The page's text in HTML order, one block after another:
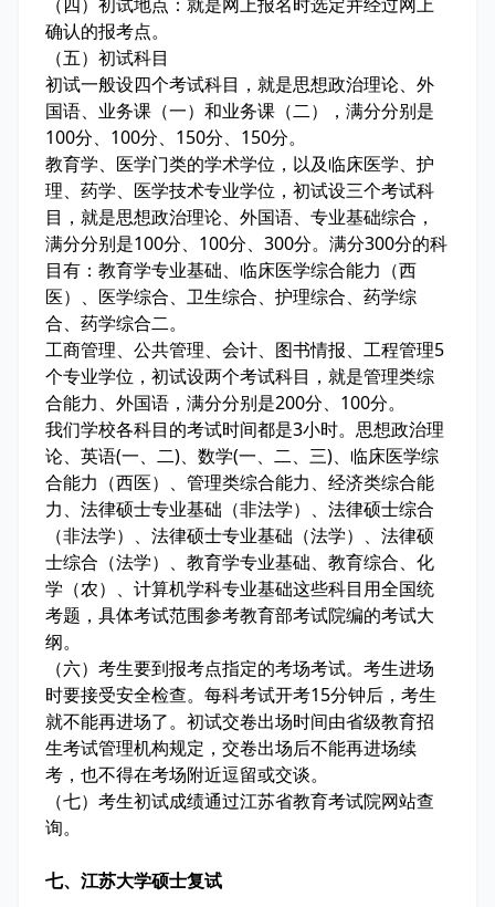
确认的报考点。
（五）初试科目
初试一般设四个考试科目，就是思想政治理论、外
国语、业务课（一）和业务课（二），满分分别是
100分、100分、150分、150分。
教育学、医学门类的学术学位，以及临床医学、护
理、药学、医学技术专业学位，初试设三个考试科
目，就是思想政治理论、外国语、专业基础综合，
满分分别是100分、100分、300分。满分300分的科
目有：教育学专业基础、临床医学综合能力（西
医）、医学综合、卫生综合、护理综合、药学综
合、药学综合二。
工商管理、公共管理、会计、图书情报、工程管理5
个专业学位，初试设两个考试科目，就是管理类综
合能力、外国语，满分分别是200分、100分。
我们学校各科目的考试时间都是3小时。思想政治理
论、英语(一、二)、数学(一、二、三)、临床医学综
合能力（西医）、管理类综合能力、经济类综合能
力、法律硕士专业基础（非法学）、法律硕士综合
（非法学）、法律硕士专业基础（法学）、法律硕
士综合（法学）、教育学专业基础、教育综合、化
学（农）、计算机学科专业基础这些科目用全国统
考题，具体考试范围参考教育部考试院编的考试大
纲。
（六）考生要到报考点指定的考场考试。考生进场
时要接受安全检查。每科考试开考15分钟后，考生
就不能再进场了。初试交卷出场时间由省级教育招
生考试管理机构规定，交卷出场后不能再进场续
考，也不得在考场附近逗留或交谈。
（七）考生初试成绩通过江苏省教育考试院网站查
询。
七、江苏大学硕士复试